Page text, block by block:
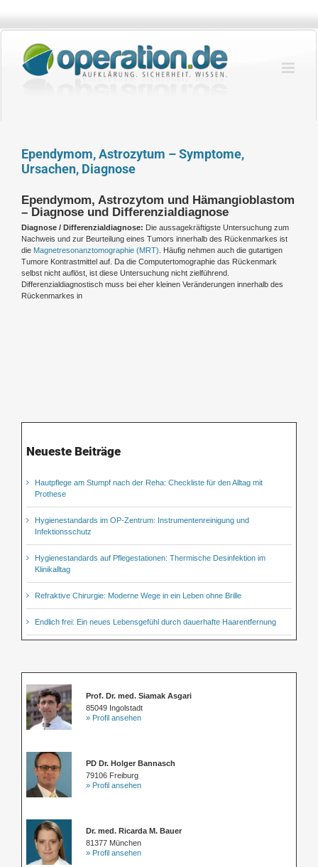
springen
Ependymom, Astrozytum – Symptome,
Ursachen, Diagnose
Ependymom, Astrozytom und Hämangioblastom
– Diagnose und Differenzialdiagnose
Diagnose / Differenzialdiagnose: Die aussagekräftigste Untersuchung zum
Nachweis und zur Beurteilung eines Tumors innerhalb des Rückenmarkes ist
die Magnetresonanztomographie (MRT) . Häufig nehmen auch die gutartigen
Tumore Kontrastmittel auf. Da die Computertomographie das Rückenmark
selbst nicht auflöst, ist diese Untersuchung nicht zielführend.
Differenzialdiagnostisch muss bei eher kleinen Veränderungen innerhalb des
Rückenmarkes in
Neueste Beiträge
Hautpflege am Stumpf nach der Reha: Checkliste für den Alltag mit
Prothese
Hygienestandards im OP-Zentrum: Instrumentenreinigung und
Infektionsschutz
Hygienestandards auf Pflegestationen: Thermische Desinfektion im
Klinikalltag
Refraktive Chirurgie: Moderne Wege in ein Leben ohne Brille
Endlich frei: Ein neues Lebensgefühl durch dauerhafte Haarentfernung
Prof. Dr. med. Siamak Asgari
85049 Ingolstadt
» Profil ansehen
PD Dr. Holger Bannasch
79106 Freiburg
» Profil ansehen
Dr. med. Ricarda M. Bauer
81377 München
» Profil ansehen